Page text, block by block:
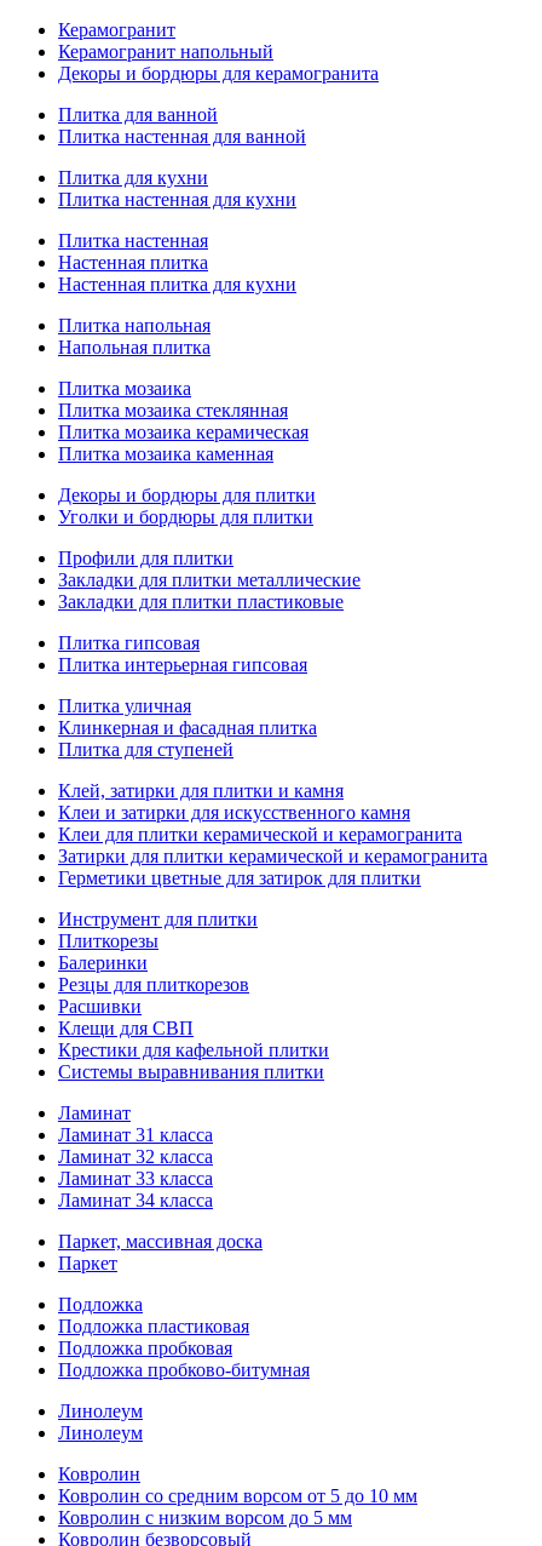
Керамогранит
Керамогранит напольный
Декоры и бордюры для керамогранита
Плитка для ванной
Плитка настенная для ванной
Плитка для кухни
Плитка настенная для кухни
Плитка настенная
Настенная плитка
Настенная плитка для кухни
Плитка напольная
Напольная плитка
Плитка мозаика
Плитка мозаика стеклянная
Плитка мозаика керамическая
Плитка мозаика каменная
Декоры и бордюры для плитки
Уголки и бордюры для плитки
Профили для плитки
Закладки для плитки металлические
Закладки для плитки пластиковые
Плитка гипсовая
Плитка интерьерная гипсовая
Плитка уличная
Клинкерная и фасадная плитка
Плитка для ступеней
Клей, затирки для плитки и камня
Клеи и затирки для искусственного камня
Клеи для плитки керамической и керамогранита
Затирки для плитки керамической и керамогранита
Герметики цветные для затирок для плитки
Инструмент для плитки
Плиткорезы
Балеринки
Резцы для плиткорезов
Расшивки
Клещи для СВП
Крестики для кафельной плитки
Системы выравнивания плитки
Ламинат
Ламинат 31 класса
Ламинат 32 класса
Ламинат 33 класса
Ламинат 34 класса
Паркет, массивная доска
Паркет
Подложка
Подложка пластиковая
Подложка пробковая
Подложка пробково-битумная
Линолеум
Линолеум
Ковролин
Ковролин со средним ворсом от 5 до 10 мм
Ковролин с низким ворсом до 5 мм
Ковролин безворсовый